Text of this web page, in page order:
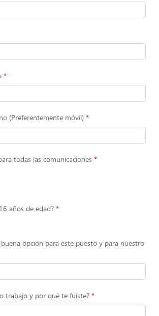
(Preferentemente móvil)
todas las comunicaciones
años de edad?
opción para este puesto y para nuestro
trabajo y por qué te fuiste?